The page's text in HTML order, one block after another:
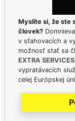
Myslíte si, že ste
človek?
v sťahovacích a
možnosť stať sa
EXTRA SERVICES
vypratávacích
celej Európskej